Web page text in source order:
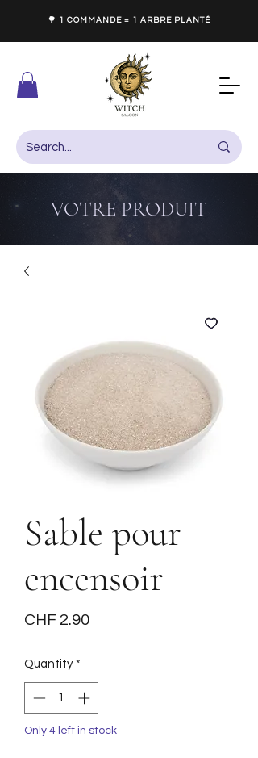
🌳 1 COMMANDE = 1 ARBRE PLANTÉ
VOTRE PRODUIT
Sable pour
encensoir
CHF 2.90Price
Quantity *
Only 4 left in stock